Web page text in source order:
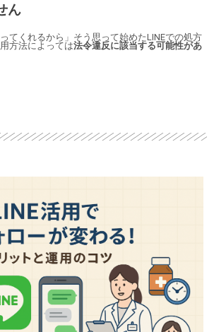
ん
てくれるから」そう思って始めたLINEでの処方
方法によっては法令違反に該当する可能性があ